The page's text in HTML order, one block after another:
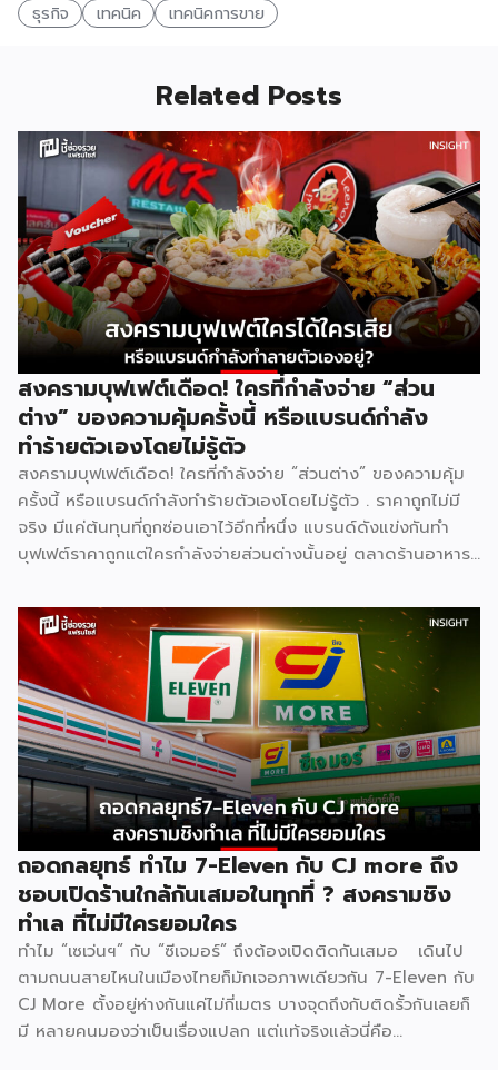
ธุรกิจ
เทคนิค เทคนิคการขาย
Related Posts
สงครามบุฟเฟต์เดือด! ใครที่กำลังจ่าย “ส่วน
ต่าง” ของความคุ้มครั้งนี้ หรือแบรนด์กำลัง
ทำร้ายตัวเองโดยไม่รู้ตัว
สงครามบุฟเฟต์เดือด! ใครที่กำลังจ่าย “ส่วนต่าง” ของความคุ้ม
ครั้งนี้ หรือแบรนด์กำลังทำร้ายตัวเองโดยไม่รู้ตัว . ราคาถูกไม่มี
จริง มีแค่ต้นทุนที่ถูกซ่อนเอาไว้อีกที่หนึ่ง แบรนด์ดังแข่งกันทำ
บุฟเฟต์ราคาถูกแต่ใครกำลังจ่ายส่วนต่างนั้นอยู่ ตลาดร้านอาหาร
ยังคงเติบโตต่อเนื่อง ฟังดูน่าลงทุน แต่ภายใต้ตัวเลขที่สวยงาม
นั้น ซ่อนความจริงที่ไม่ค่อยมีใครพูดถึง นั่นคือ ยิ่งตลาดใหญ่ การ
แข่งขันยิ่งโหด และสงครามบุฟเฟต์ราคาถูกคือหนึ่งในสมรภูมิที่
เดิมพันสูงที่สุด . [ Content Chapter ] 1.สงครามที่ไม่มีใครกล้า
หยุดก่อน 2.ใครได้ ใครเสีย ทั้งสองฝั่ง 3.Case Study แบรนด์
ไทยในสงครามเดียวกัน 4.ผู้แพ้ที่เงียบที่สุด “พนักงาน” 5.บทสรุป
. [ 1.สงครามที่ไม่มีใครกล้าหยุดก่อน ] . สงครามบุฟเฟต์ไม่ได้เกิด
จากความใจดีของแบรนด์ แต่เกิดจาก ความกลัว กลัวเสียลูกค้าให้
คู่แข่งตามมาตรฐานธุรกิจร้านอาหารไทย Food Cost ที่ดีควรอยู่
ที่ 25–35% ของราคาขาย และ Net […]
ถอดกลยุทธ์ ทำไม 7-Eleven กับ CJ more ถึง
ชอบเปิดร้านใกล้กันเสมอในทุกที่ ? สงครามชิง
ทำเล ที่ไม่มีใครยอมใคร
ทำไม “เซเว่นฯ” กับ “ซีเจมอร์” ถึงต้องเปิดติดกันเสมอ เดินไป
ตามถนนสายไหนในเมืองไทยก็มักเจอภาพเดียวกัน 7-Eleven กับ
CJ More ตั้งอยู่ห่างกันแค่ไม่กี่เมตร บางจุดถึงกับติดรั้วกันเลยก็
มี หลายคนมองว่าเป็นเรื่องแปลก แต่แท้จริงแล้วนี่คือ